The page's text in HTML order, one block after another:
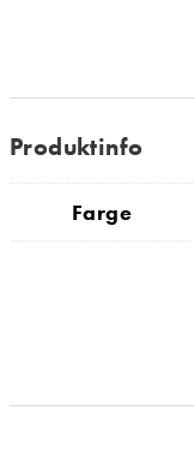
Produktinfo
Farge